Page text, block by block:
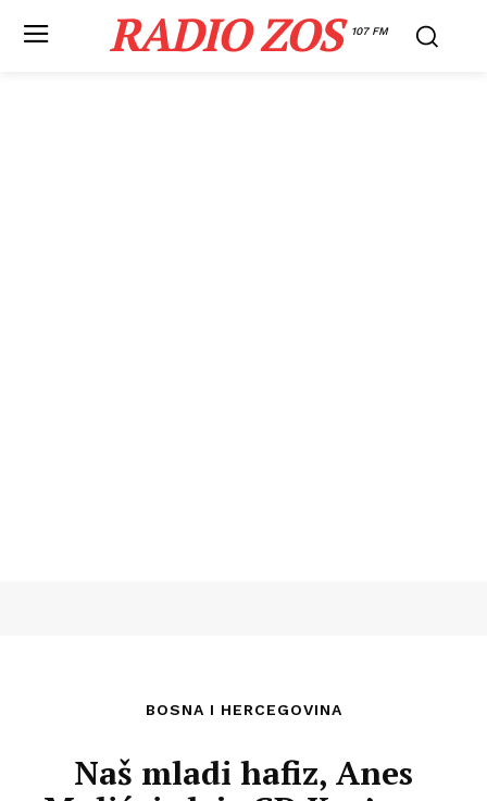
RADIO ZOS 107 FM
BOSNA I HERCEGOVINA
Naš mladi hafiz, Anes